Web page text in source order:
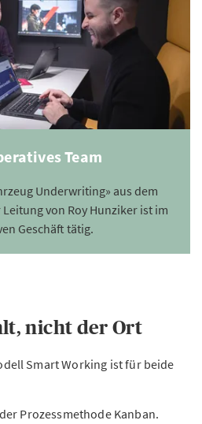
Team
Underwriting» aus dem
von Roy Hunziker ist im
Geschäft tätig.
nicht der Ort
Smart Working ist für beide
Prozessmethode Kanban.